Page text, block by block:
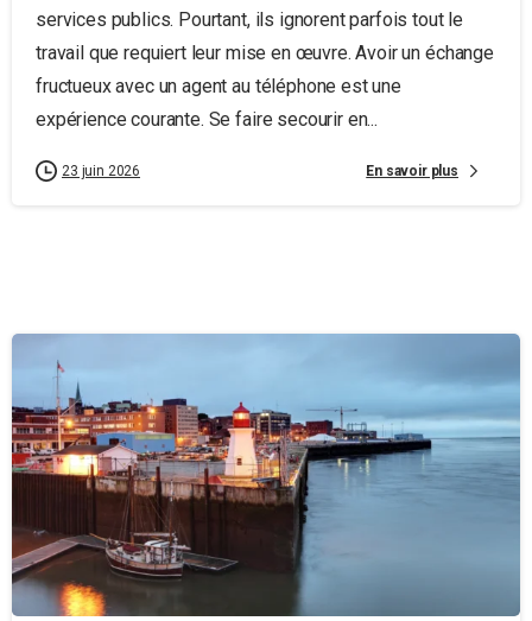
services publics. Pourtant, ils ignorent parfois tout le
travail que requiert leur mise en œuvre. Avoir un échange
fructueux avec un agent au téléphone est une
expérience courante. Se faire secourir en...
23 juin 2026 En savoir plus